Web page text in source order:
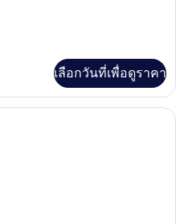
เลือกวันที่เพื่อดูราคา
ห้องเพรสซิเดนเชียลสวีท | เครื่องนอ